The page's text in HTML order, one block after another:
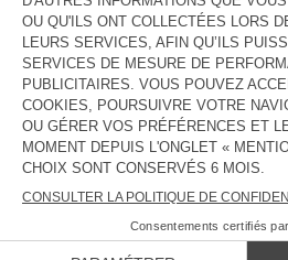
CONTACT
Tél. :(+33) 03 88 16 93 18
E-mail :contact@americanvintage-store.com
LANGUE :